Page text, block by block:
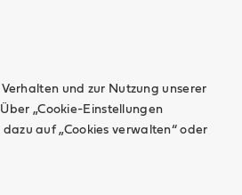
und zur Nutzung unserer
„Cookie-Einstellungen
auf „Cookies verwalten“ oder